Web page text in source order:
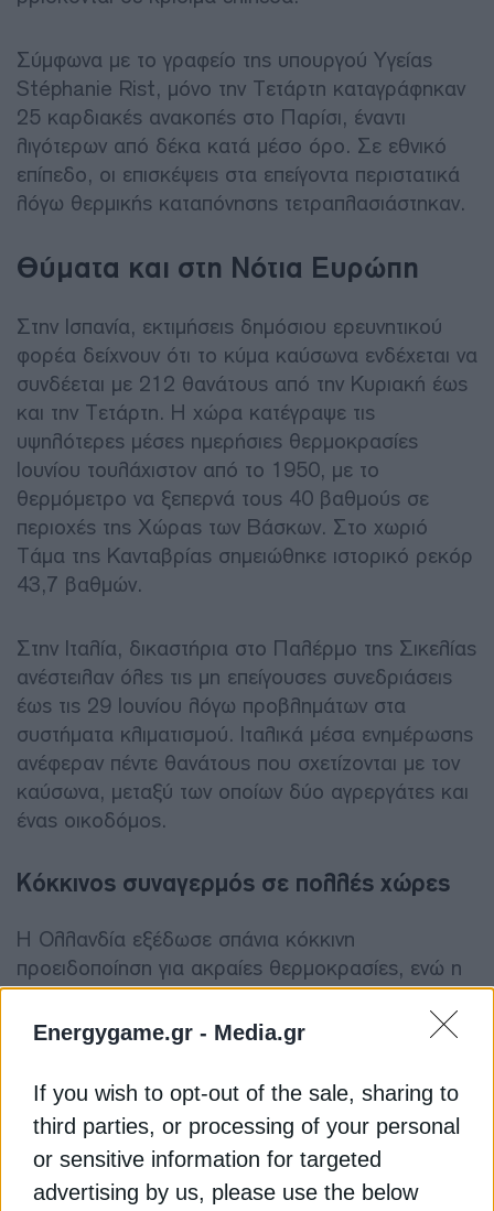
Energygame.gr - Media.gr
If you wish to opt-out of the sale, sharing to
third parties, or processing of your personal
or sensitive information for targeted
advertising by us, please use the below
Σύμφωνα με το γραφείο της υπουργού Υγείας
Stéphanie Rist, μόνο την Τετάρτη καταγράφηκαν
25 καρδιακές ανακοπές στο Παρίσι, έναντι
λιγότερων από δέκα κατά μέσο όρο. Σε εθνικό
επίπεδο, οι επισκέψεις στα επείγοντα περιστατικά
λόγω θερμικής καταπόνησης τετραπλασιάστηκαν.
Θύματα και στη Νότια Ευρώπη
Στην Ισπανία, εκτιμήσεις δημόσιου ερευνητικού
φορέα δείχνουν ότι το κύμα καύσωνα ενδέχεται να
συνδέεται με 212 θανάτους από την Κυριακή έως
και την Τετάρτη. Η χώρα κατέγραψε τις
υψηλότερες μέσες ημερήσιες θερμοκρασίες
Ιουνίου τουλάχιστον από το 1950, με το
θερμόμετρο να ξεπερνά τους 40 βαθμούς σε
περιοχές της Χώρας των Βάσκων. Στο χωριό
Τάμα της Κανταβρίας σημειώθηκε ιστορικό ρεκόρ
43,7 βαθμών.
Στην Ιταλία, δικαστήρια στο Παλέρμο της Σικελίας
ανέστειλαν όλες τις μη επείγουσες συνεδριάσεις
έως τις 29 Ιουνίου λόγω προβλημάτων στα
συστήματα κλιματισμού. Ιταλικά μέσα ενημέρωσης
ανέφεραν πέντε θανάτους που σχετίζονται με τον
καύσωνα, μεταξύ των οποίων δύο αγρεργάτες και
ένας οικοδόμος.
Κόκκινος συναγερμός σε πολλές χώρες
Η Ολλανδία εξέδωσε σπάνια κόκκινη
προειδοποίηση για ακραίες θερμοκρασίες, ενώ η
Γερμανία προετοιμάζεται για θερμοκρασίες από
35 έως 41 βαθμούς τις επόμενες ημέρες. Στη
Γερμανία ακυρώθηκαν υπαίθριες αθλητικές
εκδηλώσεις, ενώ η σιδηροδρομική εταιρεία
Deutsche Bahn προειδοποίησε για πιθανές
σοβαρές διαταραχές λόγω πυρκαγιών, καταιγίδων
και ακραίων καιρικών φαινομένων.